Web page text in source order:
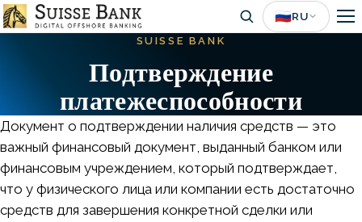
Skip
to
🇷🇺RU
SUISSE BANK
Подтверждение
платежеспособности
Документ о подтверждении наличия средств — это
важный финансовый документ, выданный банком или
финансовым учреждением, который подтверждает,
что у физического лица или компании есть достаточно
средств для завершения конкретной сделки или